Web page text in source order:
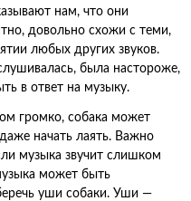
нам, что они
довольно схожи с теми,
любых других звуков.
была настороже,
в ответ на музыку.
громко, собака может
начать лаять. Важно
музыка звучит слишком
может быть
уши собаки. Уши —